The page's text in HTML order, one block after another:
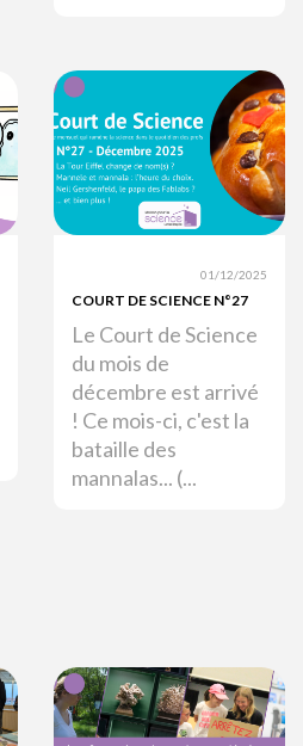
01/12/2025
COURT DE SCIENCE N°27
Le Court de Science
du mois de
décembre est arrivé
! Ce mois-ci, c'est la
bataille des
mannalas... (...